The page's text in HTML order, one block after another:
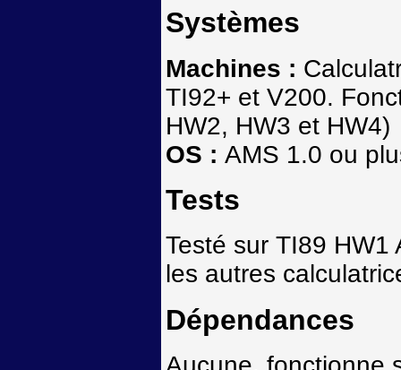
Systèmes
Machines :
TI92+ et V200.
HW2, HW3 et HW4)
OS : AMS 1.0 ou
Tests
Testé sur TI89
les autres
Dépendances